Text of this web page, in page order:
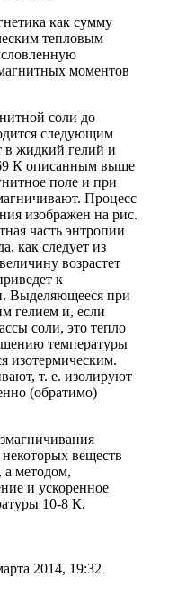
как сумму
тепловым
моментов
соли до
следующим
в жидкий гелий и
К описанным выше
поле и при
Процесс
изображен на рис.
часть энтропии
как следует из
возрастет
к
Выделяющееся при
гелием и, если
соли, это тепло
температуры
изотермическим.
т. е. изолируют
(обратимо)
веществ
методом,
и ускоренное
10-8 К.
2014, 19:32